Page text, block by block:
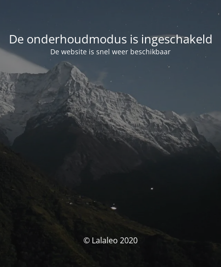
De onderhoudmodus is ingeschakeld
De website is snel weer beschikbaar
© Lalaleo 2020